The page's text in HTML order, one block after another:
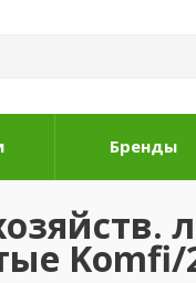
Бренды
Komfi/